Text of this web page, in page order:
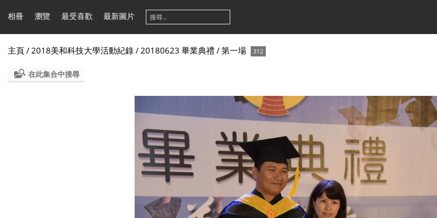
相冊 瀏覽 最受喜歡 最新圖片
主頁/2018美和科技大學活動紀錄/20180623 畢業典禮 /第一場 312
在此集合中搜尋